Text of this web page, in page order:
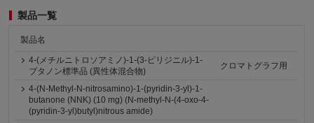
製品一覧
製品名
4-(メチルニトロソアミノ)-1-(3-ピリジニル)-1-
ブタノン標準品 (異性体混合物)
クロマトグラフ用
4-(N-Methyl-N-nitrosamino)-1-(pyridin-3-yl)-1-
butanone (NNK) (10 mg) (N-methyl-N-(4-oxo-4-
(pyridin-3-yl)butyl)nitrous amide)